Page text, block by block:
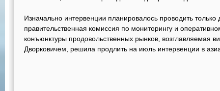
Изначально интервенции планировалось проводить
правительственная комиссия по мониторингу и
конъюнктуры продовольственных рынков, возглавляемая
Дворковичем, решила продлить на июль интервенции в